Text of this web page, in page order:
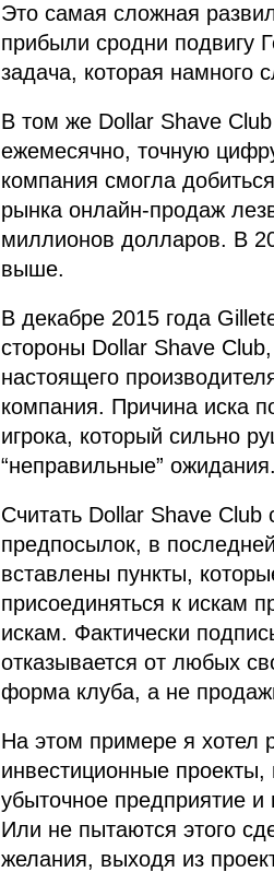
Это самая сложная
прибыли сродни подвигу
задача, которая намного
В том же Dollar Shave
ежемесячно, точную
компания смогла
рынка онлайн-продаж
миллионов долларов. В
выше.
В декабре 2015 года
стороны Dollar Shave
настоящего
компания. Причина иска
игрока, который сильно
“неправильные”
Считать Dollar Shave
предпосылок, в
вставлены пункты,
присоединяться к искам
искам. Фактически
отказывается от любых
форма клуба, а не
На этом примере я хотел
инвестиционные
убыточное предприятие
Или не пытаются этого
желания, выходя из